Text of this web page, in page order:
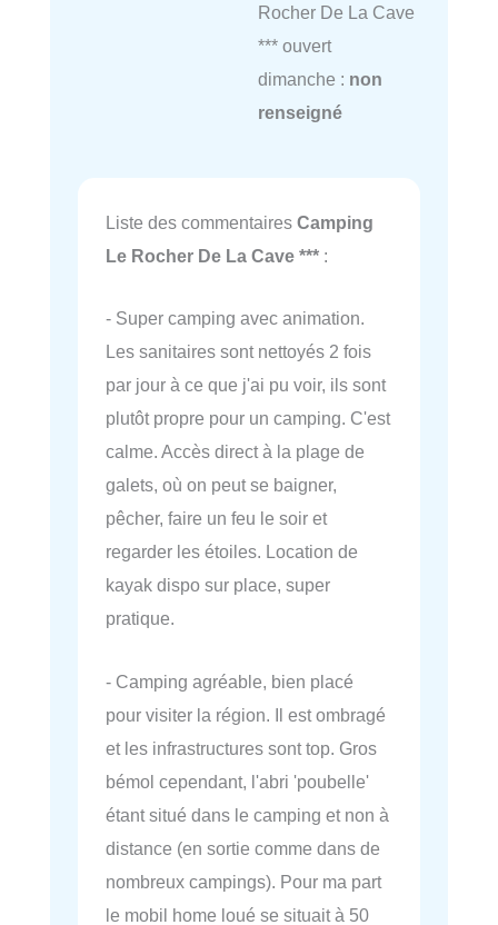
Rocher De La Cave
*** ouvert
dimanche : non
renseigné
Liste des commentaires Camping
Le Rocher De La Cave *** :
- Super camping avec animation.
Les sanitaires sont nettoyés 2 fois
par jour à ce que j'ai pu voir, ils sont
plutôt propre pour un camping. C'est
calme. Accès direct à la plage de
galets, où on peut se baigner,
pêcher, faire un feu le soir et
regarder les étoiles. Location de
kayak dispo sur place, super
pratique.
- Camping agréable, bien placé
pour visiter la région. Il est ombragé
et les infrastructures sont top. Gros
bémol cependant, l'abri 'poubelle'
étant situé dans le camping et non à
distance (en sortie comme dans de
nombreux campings). Pour ma part
le mobil home loué se situait à 50